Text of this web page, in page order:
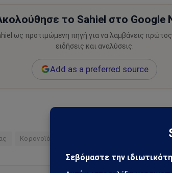
το Sahiel στο Google
ως προτιμώμενη πηγή για να λαμβάνεις
ειδήσεις και αναλύσεις.
Add as a preferred source
Κορονοϊός